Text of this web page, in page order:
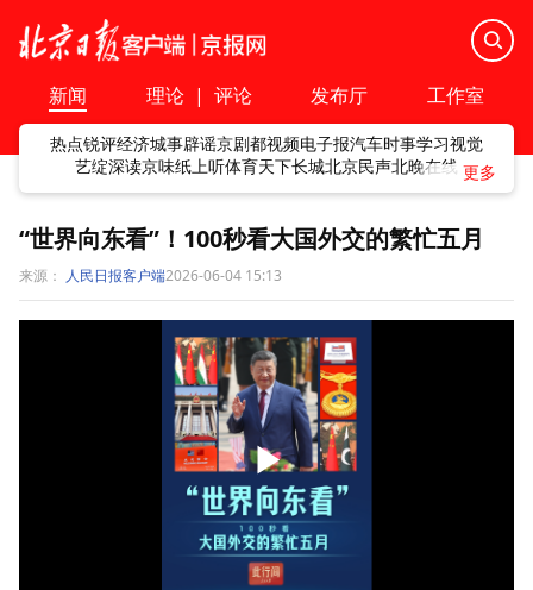
新闻 理论 | 评论 发布厅 工作室
热点锐评经济城事辟谣京剧都视频电子报汽车时事学习视觉
艺绽深读京味纸上听体育天下长城北京民声北晚在线
“世界向东看”！100秒看大国外交的繁忙五月
来源： 人民日报客户端2026-06-04 15:13